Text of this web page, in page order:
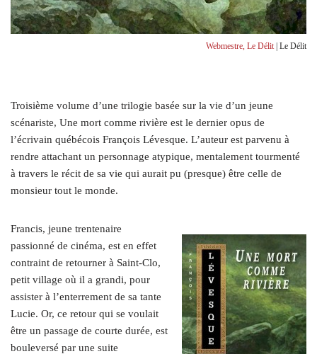
Webmestre, Le Délit| Le Délit
Troisième volume d’une trilogie basée sur la vie d’un jeune
scénariste, Une mort comme rivière est le dernier opus de
l’écrivain québécois François Lévesque. L’auteur est parvenu à
rendre attachant un personnage atypique, mentalement tourmenté
à travers le récit de sa vie qui aurait pu (presque) être celle de
monsieur tout le monde.
Francis, jeune trentenaire
passionné de cinéma, est en effet
contraint de retourner à Saint-Clo,
petit village où il a grandi, pour
assister à l’enterrement de sa tante
Lucie. Or, ce retour qui se voulait
être un passage de courte durée, est
bouleversé par une suite